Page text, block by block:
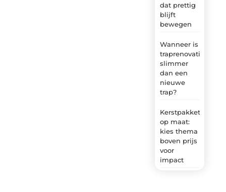
dat prettig
blijft
bewegen
Wanneer is
traprenovatie
slimmer
dan een
nieuwe
trap?
Kerstpakket
op maat:
kies thema
boven prijs
voor
impact